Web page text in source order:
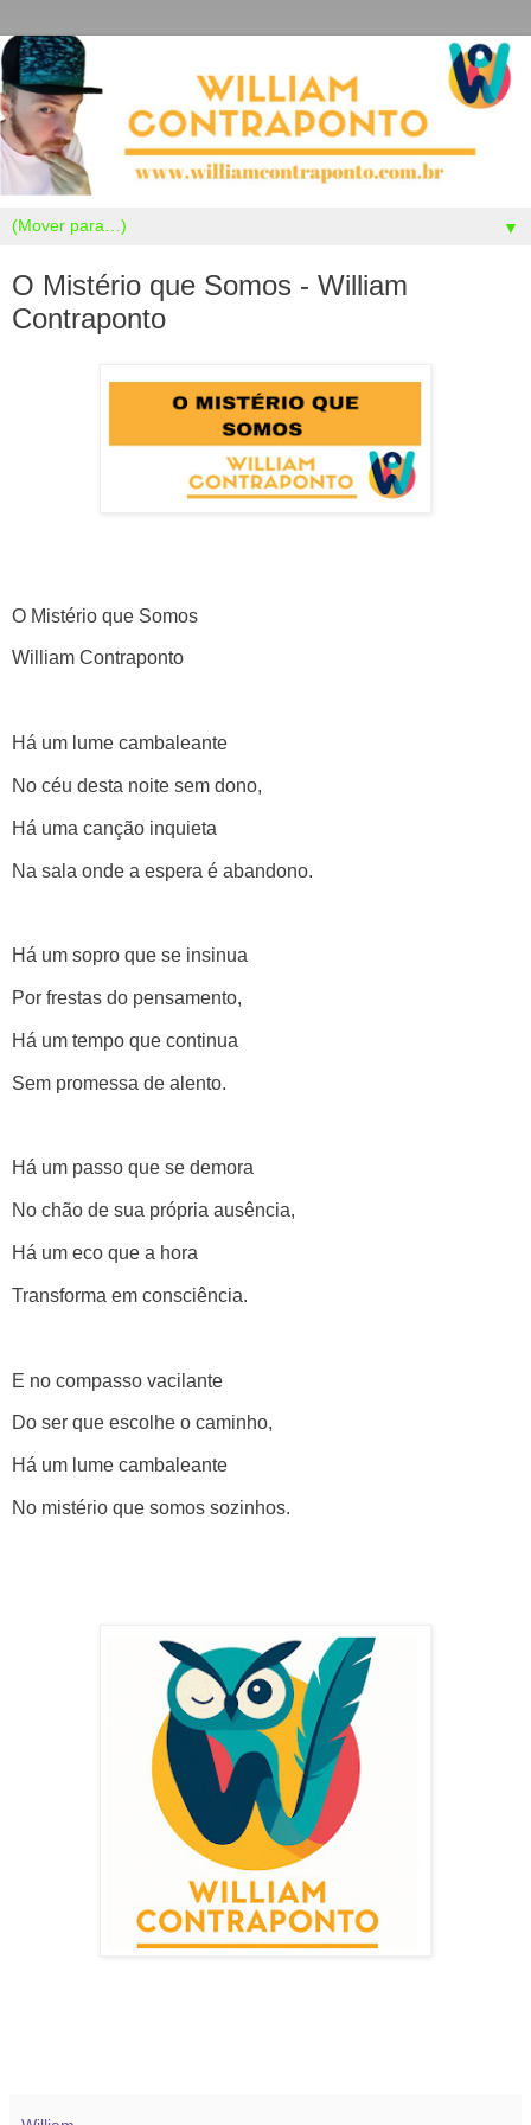
▼
O Mistério que Somos - William
Contraponto
O Mistério que Somos
William Contraponto
Há um lume cambaleante
No céu desta noite sem dono,
Há uma canção inquieta
Na sala onde a espera é abandono.
Há um sopro que se insinua
Por frestas do pensamento,
Há um tempo que continua
Sem promessa de alento.
Há um passo que se demora
No chão de sua própria ausência,
Há um eco que a hora
Transforma em consciência.
E no compasso vacilante
Do ser que escolhe o caminho,
Há um lume cambaleante
No mistério que somos sozinhos.